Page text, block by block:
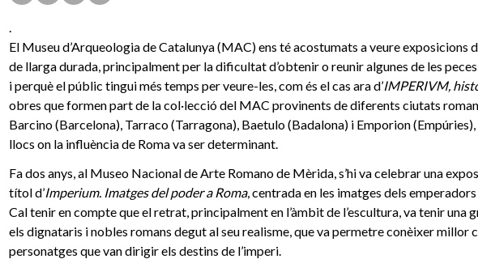
.
El Museu d’Arqueologia de Catalunya (MAC) ens té acostumats a veure exposicions
de llarga durada, principalment per la dificultat d’obtenir o reunir algunes de les peces
i perquè el públic tingui més temps per veure-les, com és el cas ara d’IMPERIVM,
obres que formen part de la col·lecció del MAC provinents de diferents ciutats
Barcino (Barcelona), Tarraco (Tarragona), Baetulo (Badalona) i Emporion (Empúries),
llocs on la influència de Roma va ser determinant.
Fa dos anys, al Museo Nacional de Arte Romano de Mèrida, s’hi va celebrar una
títol d’Imperium. Imatges del poder a Roma, centrada en les imatges dels
Cal tenir en compte que el retrat, principalment en l’àmbit de l’escultura, va tenir una
els dignataris i nobles romans degut al seu realisme, que va permetre conèixer millor
personatges que van dirigir els destins de l’imperi.